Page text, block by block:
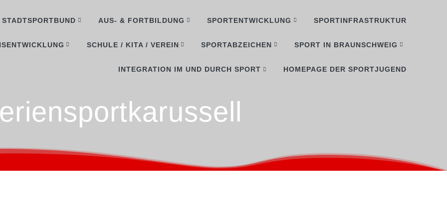
STADTSPORTBUND AUS- & FORTBILDUNG SPORTENTWICKLUNG SPORTINFRASTRUKTUR
SCHULE / KITA / VEREIN SPORTABZEICHEN SPORT IN BRAUNSCHWEIG
INTEGRATION IM UND DURCH SPORT HOMEPAGE DER SPORTJUGEND